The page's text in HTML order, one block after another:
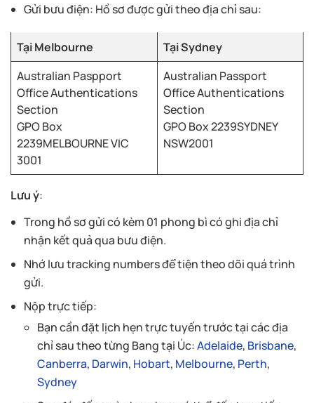
Gửi bưu điện: Hồ sơ được gửi theo địa chỉ sau:
Tại Melbourne
Tại Sydney
Australian Paspport
Office Authentications
Section
GPO Box
2239MELBOURNE VIC
3001
Australian Passport
Office Authentications
Section
GPO Box 2239SYDNEY
NSW2001
Lưu ý:
Trong hồ sơ gửi có kèm 01 phong bì có ghi địa chỉ
nhận kết quả qua bưu điện.
Nhớ lưu tracking numbers để tiện theo dõi quá trình
gửi.
Nộp trực tiếp:
Bạn cần đặt lịch hẹn trực tuyến trước tại các địa
chỉ sau theo từng Bang tại Úc:Adelaide, Brisbane,
Canberra, Darwin, Hobart, Melbourne, Perth,
Sydney